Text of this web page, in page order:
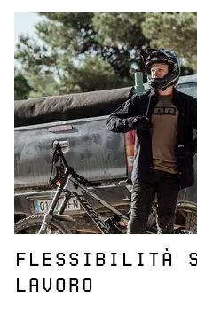
FLESSIBILITÀ
LAVORO